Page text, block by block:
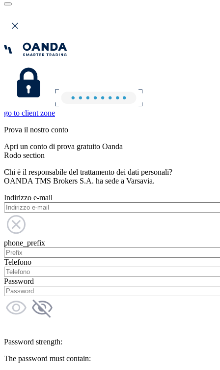
go to client zone
Prova il nostro conto
Apri un conto di prova gratuito Oanda
Rodo section
Chi è il responsabile del trattamento dei dati personali?
OANDA TMS Brokers S.A. ha sede a Varsavia.
Indirizzo e-mail
phone_prefix
Telefono
Password
Password strength:
The password must contain: